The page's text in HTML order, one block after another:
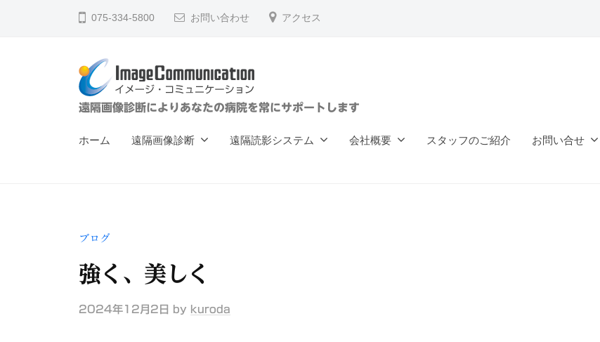
075-334-5800 お問い合わせ アクセス
イ
ミ
ュ
ケ
遠隔画像診断によりあなたの病院を常にサポートします
ホーム 遠隔画像診断 遠隔読影システム 会社概要 スタッフのご紹介 お問い合せ
ブログ
強く、美しく
2024年12月2日 by kuroda
ジ
ミ
ュ
ケ
（
）